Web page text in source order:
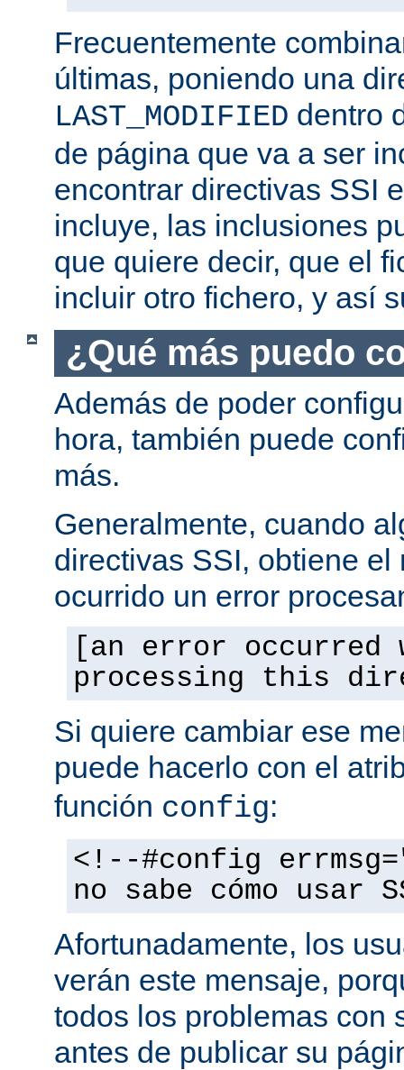
Frecuentemente
últimas, poniendo una
LAST_MODIFIED dentro
de página que va a ser
encontrar directivas SSI
incluye, las inclusiones
que quiere decir, que el
incluir otro fichero, y así
¿Qué más puedo
Además de poder
hora, también puede
más.
Generalmente, cuando
directivas SSI, obtiene el
ocurrido un error
[an error occurred
processing this
Si quiere cambiar ese
puede hacerlo con el
función config:
<!--#config
no sabe cómo usar
Afortunadamente, los
verán este mensaje,
todos los problemas con
antes de publicar su